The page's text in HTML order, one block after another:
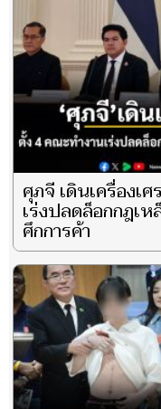
ศุภจี เดินเครื่องเ
เร่งปลดล็อกกฎเ
ศึกการค้า